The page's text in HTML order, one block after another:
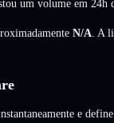
um volume em 24h
N/A . A
e